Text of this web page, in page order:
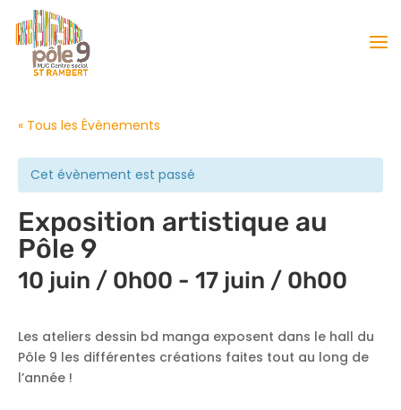
« Tous les Évènements
Cet évènement est passé
Exposition artistique au
Pôle 9
10 juin / 0h00 - 17 juin / 0h00
Les ateliers dessin bd manga exposent dans le hall du
Pôle 9 les différentes créations faites tout au long de
l’année !